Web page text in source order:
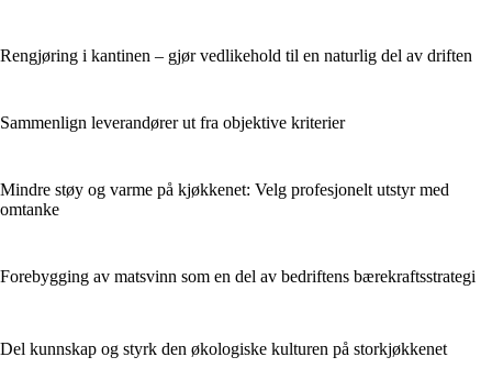
Rengjøring i kantinen – gjør vedlikehold til en naturlig del av driften
Sammenlign leverandører ut fra objektive kriterier
Mindre støy og varme på kjøkkenet: Velg profesjonelt utstyr med
omtanke
Forebygging av matsvinn som en del av bedriftens bærekraftsstrategi
Del kunnskap og styrk den økologiske kulturen på storkjøkkenet